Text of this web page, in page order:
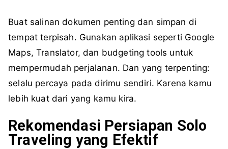
Buat salinan dokumen penting dan simpan di
tempat terpisah. Gunakan aplikasi seperti Google
Maps, Translator, dan budgeting tools untuk
mempermudah perjalanan. Dan yang terpenting:
selalu percaya pada dirimu sendiri. Karena kamu
lebih kuat dari yang kamu kira.
Rekomendasi Persiapan Solo
Traveling yang Efektif